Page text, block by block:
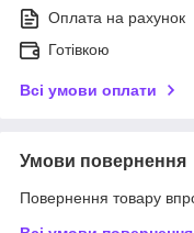
Оплата на рахунок
Готівкою
Всі умови оплати
Умови повернення
Повернення товару